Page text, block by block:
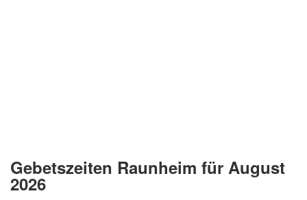
Gebetszeiten Raunheim für August
2026